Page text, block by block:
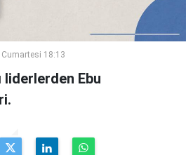
18:13
liderlerden Ebu